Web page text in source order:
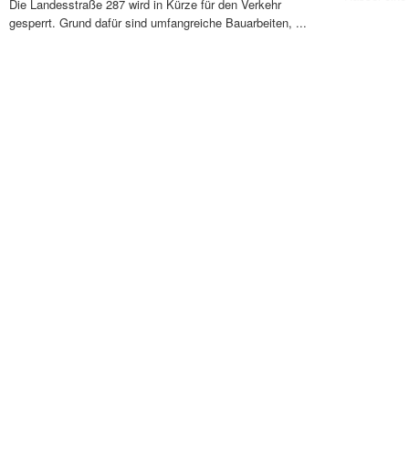
Die Landesstraße 287 wird in Kürze für den Verkehr
gesperrt. Grund dafür sind umfangreiche Bauarbeiten, ...